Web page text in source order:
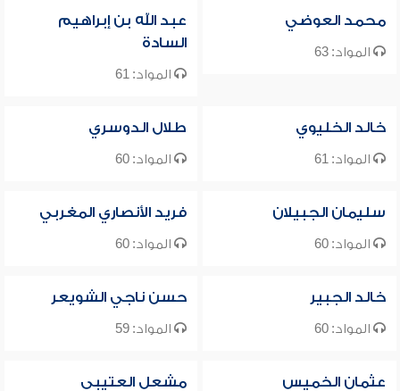
محمد العوضي
المواد: 63
عبد الله بن إبراهيم
السادة
المواد: 61
خالد الخليوي
المواد: 61
طلال الدوسري
المواد: 60
سليمان الجبيلان
المواد: 60
فريد الأنصاري المغربي
المواد: 60
خالد الجبير
المواد: 60
حسن ناجي الشويعر
المواد: 59
عثمان الخميس مشعل العتيبي